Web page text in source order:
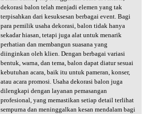
dekorasi balon telah menjadi elemen yang tak
terpisahkan dari kesuksesan berbagai event. Bagi
para pemilik usaha dekorasi, balon tidak hanya
sekadar hiasan, tetapi juga alat untuk menarik
perhatian dan membangun suasana yang
diinginkan oleh klien. Dengan berbagai variasi
bentuk, warna, dan tema, balon dapat diatur sesuai
kebutuhan acara, baik itu untuk pameran, konser,
atau acara promosi. Usaha dekorasi balon juga
dilengkapi dengan layanan pemasangan
profesional, yang memastikan setiap detail terlihat
sempurna dan meninggalkan kesan mendalam bagi